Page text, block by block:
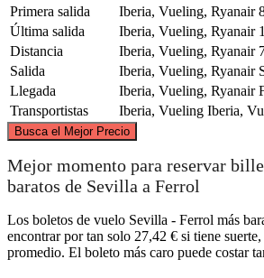
Primera salida
Iberia, Vueling, Ryanair
Última salida
Iberia, Vueling, Ryanair
Distancia
Iberia, Vueling, Ryanair
Salida
Iberia, Vueling, Ryanair
Llegada
Iberia, Vueling, Ryanair
Transportistas
Iberia, Vueling Iberia,
Busca el Mejor Precio
©CARTO , ©
Mejor momento para reservar
baratos de Sevilla a Ferrol
Los boletos de vuelo Sevilla - Ferrol más
encontrar por tan solo 27,42 € si tiene
promedio. El boleto más caro puede costar